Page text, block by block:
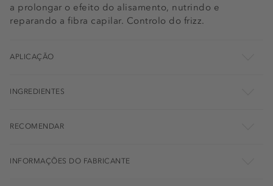
a prolongar o efeito do alisamento, nutrindo e
reparando a fibra capilar. Controlo do frizz.
APLICAÇÃO
INGREDIENTES
RECOMENDAR
INFORMAÇÕES DO FABRICANTE